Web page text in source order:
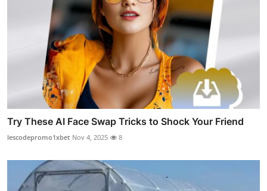
Try These AI Face Swap Tricks to Shock Your Friend
lescodepromo1xbet Nov 4, 2025 8